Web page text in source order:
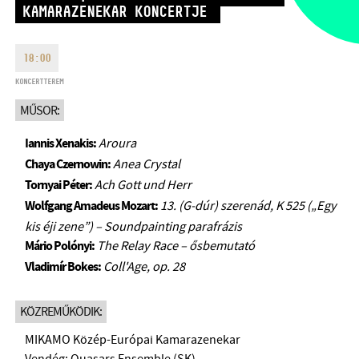
FAX
EMAIL
HÉTFŐ:
BMC HÁZ
OPUS JAZZ CLUB
ZENEI INFORMÁCIÓS KÖZPONT ÉS KÖNYVTÁR
BMC NEMZETKÖZI CIMBALOMVERSENY 2019
KAMARAZENEKAR KONCERTJE
18:00
KONCERTTEREM
MŰSOR:
Iannis Xenakis:Aroura
Chaya Czernowin:Anea Crystal
Tornyai Péter:Ach Gott und Herr
Wolfgang Amadeus Mozart:13. (G-dúr) szerenád, K 525 („Egy
kis éji zene”) – Soundpainting parafrázis
Mário Polónyi: The Relay Race – ősbemutató
Vladimír Bokes: Coll'Age, op. 28
KÖZREMŰKÖDIK:
MIKAMO Közép-Európai Kamarazenekar